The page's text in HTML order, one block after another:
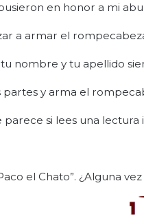
en honor a mi
a armar el
nombre y tu apellido
y arma el
parece si lees una
el Chato”. ¿Alguna